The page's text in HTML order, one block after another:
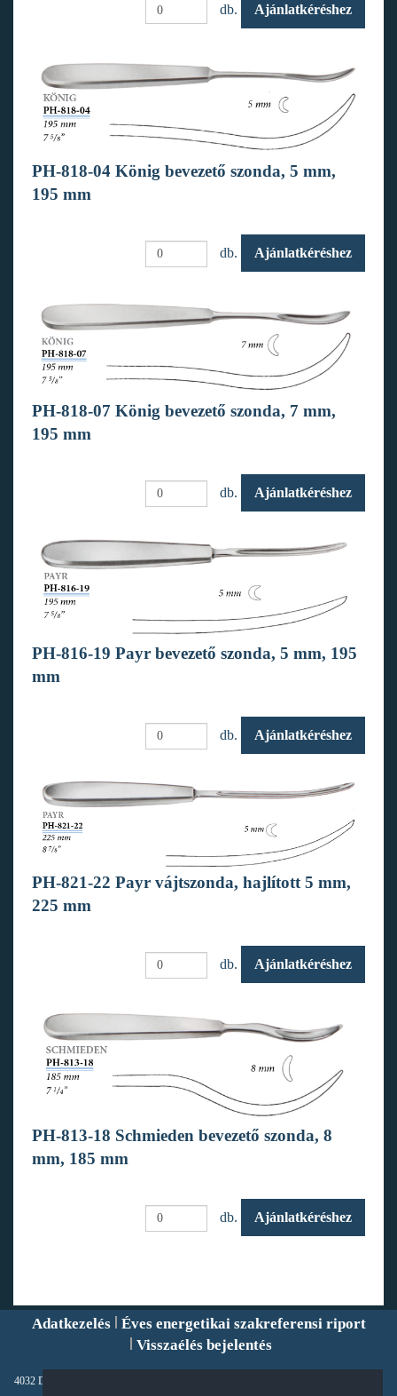
db. Ajánlatkéréshez
PH-818-04 König bevezető szonda, 5 mm,
195 mm
db. Ajánlatkéréshez
PH-818-07 König bevezető szonda, 7 mm,
195 mm
db. Ajánlatkéréshez
PH-816-19 Payr bevezető szonda, 5 mm, 195
mm
db. Ajánlatkéréshez
PH-821-22 Payr vájtszonda, hajlított 5 mm,
225 mm
db. Ajánlatkéréshez
PH-813-18 Schmieden bevezető szonda, 8
mm, 185 mm
db. Ajánlatkéréshez
Adatkezelés
Éves energetikai szakreferensi riport
Visszaélés bejelentés
4032 Debrecen, Füredi út 98., Magyarország Tel: +36 52 507-000 Fax: +36 52 520-581